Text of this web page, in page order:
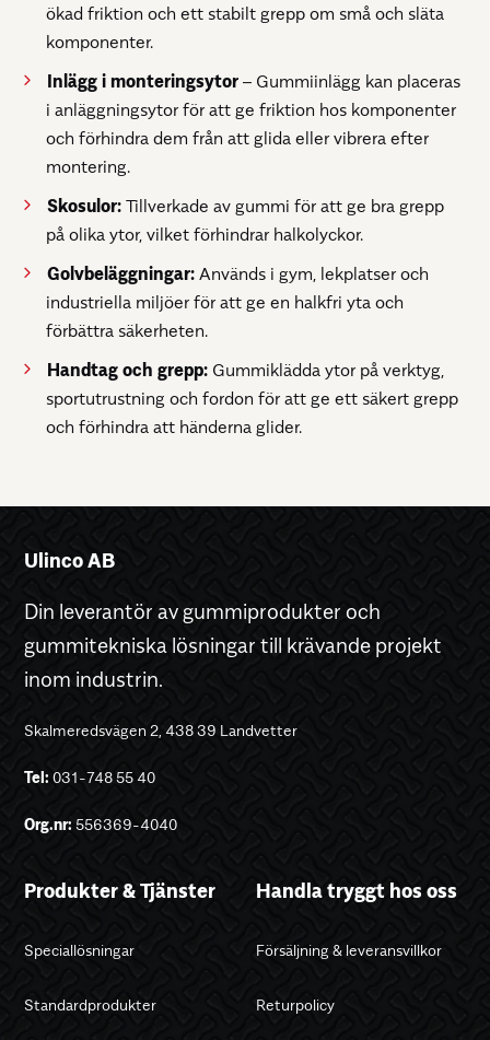
ökad friktion och ett stabilt grepp om små och släta
komponenter.
Inlägg i monteringsytor – Gummiinlägg kan placeras
i anläggningsytor för att ge friktion hos komponenter
och förhindra dem från att glida eller vibrera efter
montering.
Skosulor: Tillverkade av gummi för att ge bra grepp
på olika ytor, vilket förhindrar halkolyckor.
Golvbeläggningar: Används i gym, lekplatser och
industriella miljöer för att ge en halkfri yta och
förbättra säkerheten.
Handtag och grepp: Gummiklädda ytor på verktyg,
sportutrustning och fordon för att ge ett säkert grepp
och förhindra att händerna glider.
Ulinco AB
Din leverantör av gummiprodukter och
gummitekniska lösningar till krävande projekt
inom industrin.
Skalmeredsvägen 2, 438 39 Landvetter
Tel: 031-748 55 40
Org.nr: 556369-4040
Produkter & Tjänster
Speciallösningar
Standardprodukter
Handla tryggt hos oss
Försäljning & leveransvillkor
Returpolicy